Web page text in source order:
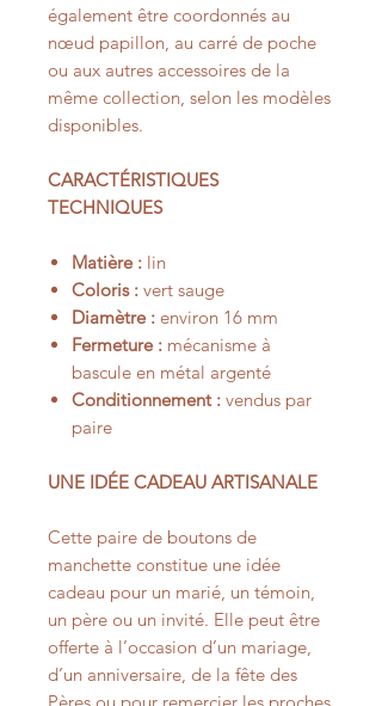
également être coordonnés au
nœud papillon, au carré de poche
ou aux autres accessoires de la
même collection, selon les modèles
disponibles.
CARACTÉRISTIQUES
TECHNIQUES
Matière : lin
Coloris : vert sauge
Diamètre : environ 16 mm
Fermeture : mécanisme à
bascule en métal argenté
Conditionnement : vendus par
paire
UNE IDÉE CADEAU ARTISANALE
Cette paire de boutons de
manchette constitue une idée
cadeau pour un marié, un témoin,
un père ou un invité. Elle peut être
offerte à l’occasion d’un mariage,
d’un anniversaire, de la fête des